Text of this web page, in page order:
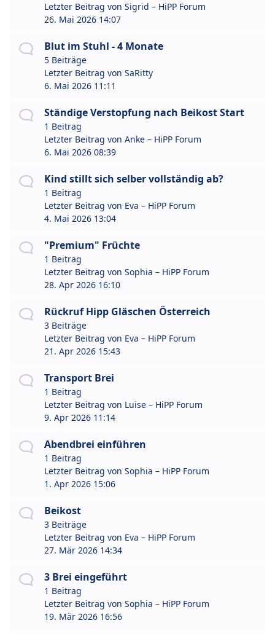
Letzter Beitrag von Sigrid – HiPP Forum
26. Mai 2026 14:07
Blut im Stuhl - 4 Monate
5 Beiträge
Letzter Beitrag von SaRitty
6. Mai 2026 11:11
Ständige Verstopfung nach Beikost Start
1 Beitrag
Letzter Beitrag von Anke – HiPP Forum
6. Mai 2026 08:39
Kind stillt sich selber vollständig ab?
1 Beitrag
Letzter Beitrag von Eva – HiPP Forum
4. Mai 2026 13:04
"Premium" Früchte
1 Beitrag
Letzter Beitrag von Sophia – HiPP Forum
28. Apr 2026 16:10
Rückruf Hipp Gläschen Österreich
3 Beiträge
Letzter Beitrag von Eva – HiPP Forum
21. Apr 2026 15:43
Transport Brei
1 Beitrag
Letzter Beitrag von Luise – HiPP Forum
9. Apr 2026 11:14
Abendbrei einführen
1 Beitrag
Letzter Beitrag von Sophia – HiPP Forum
1. Apr 2026 15:06
Beikost
3 Beiträge
Letzter Beitrag von Eva – HiPP Forum
27. Mär 2026 14:34
3 Brei eingeführt
1 Beitrag
Letzter Beitrag von Sophia – HiPP Forum
19. Mär 2026 16:56